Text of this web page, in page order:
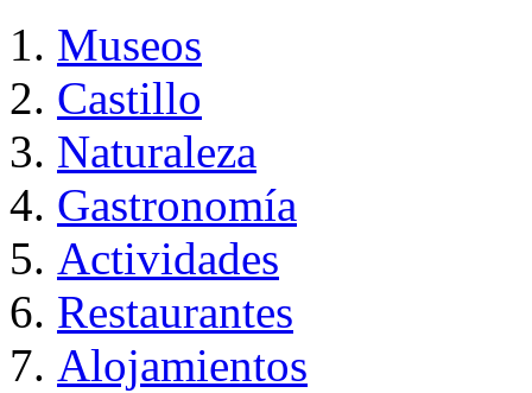
Museos
Castillo
Naturaleza
Gastronomía
Actividades
Restaurantes
Alojamientos